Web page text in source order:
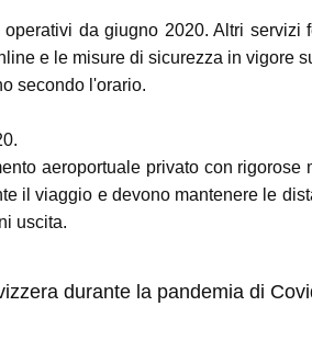
da giugno 2020. Altri
e le misure di sicurezza in vigore
secondo l'orario.
aeroportuale privato con
il viaggio e devono mantenere le
uscita.
durante la pandemia di